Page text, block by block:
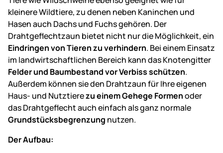
kleinere Wildtiere, zu denen neben Kaninchen und
Hasen auch Dachs und Fuchs gehören. Der
Drahtgeflechtzaun bietet nicht nur die Möglichkeit, ein
Eindringen von Tieren zu verhindern. Bei einem Einsatz
im landwirtschaftlichen Bereich kann das Knotengitter
Felder und Baumbestand vor Verbiss schützen.
Außerdem können sie den Drahtzaun für Ihre eigenen
Haus- und Nutztierezu einem Gehege Formenoder
das Drahtgeflecht auch einfach als ganz normale
Grundstücksbegrenzung nutzen.
Der Aufbau: